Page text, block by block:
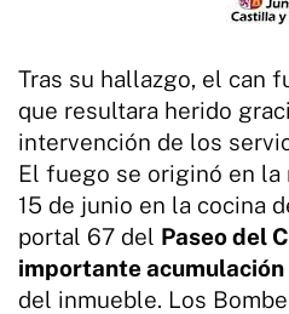
Tras su hallazgo, el can
que resultara herido
intervención de los
El fuego se originó en la
15 de junio en la cocina
portal 67 del Paseo del
importante acumulación
del inmueble. Los